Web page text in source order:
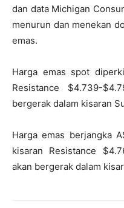
dan data Michigan
menurun dan menekan
emas.
Harga emas spot
Resistance $4.739-
bergerak dalam kisaran
Harga emas berjangka
kisaran Resistance
akan bergerak dalam